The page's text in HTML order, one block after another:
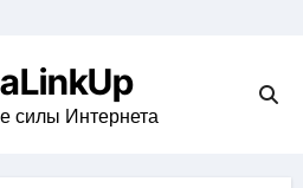
силы Интернета